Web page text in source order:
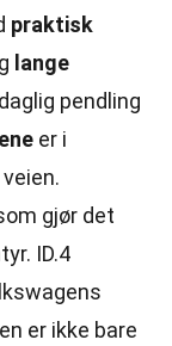
praktisk
lange
pendling
er i
gjør det
ID.4
er ikke bare